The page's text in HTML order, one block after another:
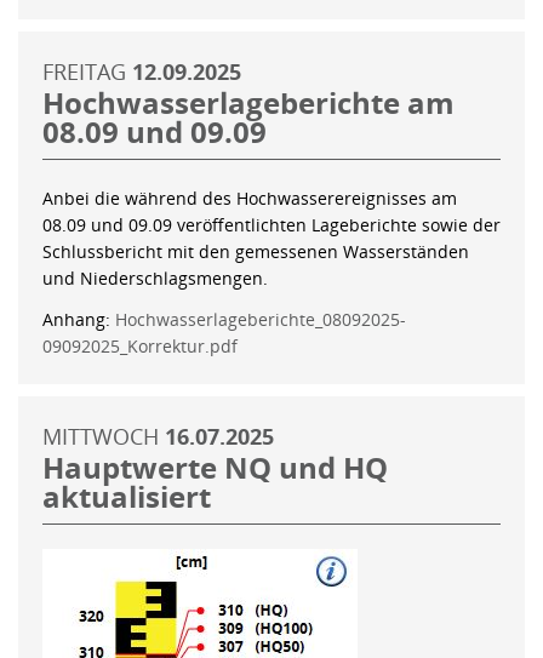
FREITAG 12.09.2025
Hochwasserlageberichte am
08.09 und 09.09
Anbei die während des Hochwasserereignisses am
08.09 und 09.09 veröffentlichten Lageberichte sowie der
Schlussbericht mit den gemessenen Wasserständen
und Niederschlagsmengen.
Anhang: Hochwasserlageberichte_08092025-
09092025_Korrektur.pdf
MITTWOCH 16.07.2025
Hauptwerte NQ und HQ
aktualisiert